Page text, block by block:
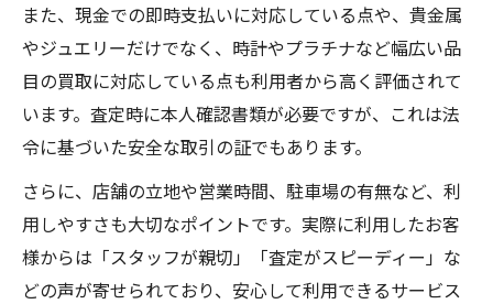
金買取の現金化で買取大吉を活用する方法
知っておきたい金買取の流れと注意点
金買取の基本的な流れと手順を徹底解説
金買取で注意すべき点やトラブル対策
ト
金買取でよくある疑問とその解決方法
初めてでも安心の金買取手続きガイド
また、現金での即時支払いに対応している点や、貴金属
やジュエリーだけでなく、時計やプラチナなど幅広い品
目の買取に対応している点も利用者から高く評価されて
います。査定時に本人確認書類が必要ですが、これは法
令に基づいた安全な取引の証でもあります。
さらに、店舗の立地や営業時間、駐車場の有無など、利
用しやすさも大切なポイントです。実際に利用したお客
様からは「スタッフが親切」「査定がスピーディー」な
どの声が寄せられており、安心して利用できるサービス